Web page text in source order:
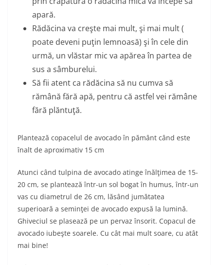
apară.
Rădăcina va creşte mai mult, şi mai mult (
poate deveni puţin lemnoasă) şi în cele din
urmă, un vlăstar mic va apărea în partea de
sus a sâmburelui.
Să fii atent ca rădăcina să nu cumva să
rămână fără apă, pentru că astfel vei rămâne
fără plăntuţă.
Plantează copacelul de avocado în pământ când este
înalt de aproximativ 15 cm
Atunci când tulpina de avocado atinge înălţimea de 15-
20 cm, se plantează într-un sol bogat în humus, într-un
vas cu diametrul de 26 cm, lăsând jumătatea
superioară a seminţei de avocado expusă la lumină.
Ghiveciul se plasează pe un pervaz însorit. Copacul de
avocado iubeşte soarele. Cu cât mai mult soare, cu atât
mai bine!